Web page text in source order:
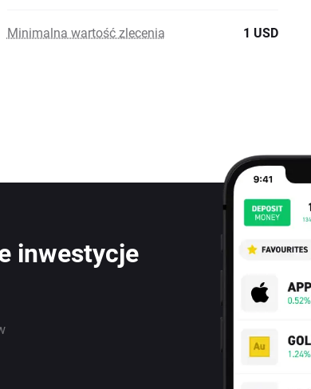
Minimalna wartość zlecenia 1 USD
inwestycje